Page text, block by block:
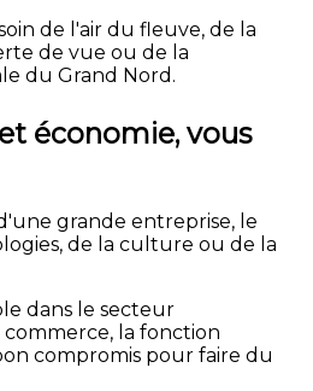
de l'air du fleuve, de la
de vue ou de la
du Grand Nord.
économie, vous
grande entreprise, le
de la culture ou de la
dans le secteur
la fonction
compromis pour faire du